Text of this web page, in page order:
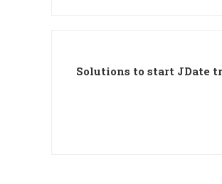
Solutions to start JDate